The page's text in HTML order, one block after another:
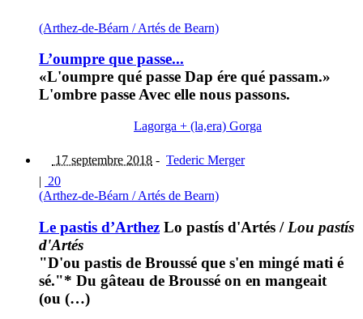
(Arthez-de-Béarn / Artés de Bearn)
L’oumpre que passe...
«L'oumpre qué passe Dap ére qué passam.»
L'ombre passe Avec elle nous passons.
Lagorga + (la,era) Gorga
17 septembre 2018 - Tederic Merger
| 20
(Arthez-de-Béarn / Artés de Bearn)
Le pastis d’Arthez Lo pastís d'Artés / Lou pastís
d'Artés
"D'ou pastis de Broussé que s'en mingé mati é
sé."* Du gâteau de Broussé on en mangeait
(ou (…)